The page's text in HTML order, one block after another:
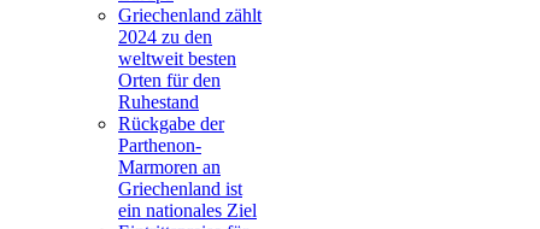
Griechenland zählt
2024 zu den
weltweit besten
Orten für den
Ruhestand
Rückgabe der
Parthenon-
Marmoren an
Griechenland ist
ein nationales Ziel